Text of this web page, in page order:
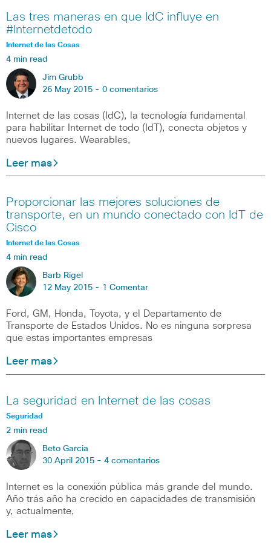
Las tres maneras en que IdC influye en
#Internetdetodo
Internet de las Cosas
4 min read
Jim Grubb
26 May 2015 - 0 comentarios
Internet de las cosas (IdC), la tecnología fundamental
para habilitar Internet de todo (IdT), conecta objetos y
nuevos lugares. Wearables,
Leer mas
Proporcionar las mejores soluciones de
transporte, en un mundo conectado con IdT de
Cisco
Internet de las Cosas
4 min read
Barb Rigel
12 May 2015 - 1 Comentar
Ford, GM, Honda, Toyota, y el Departamento de
Transporte de Estados Unidos. No es ninguna sorpresa
que estas importantes empresas
Leer mas
La seguridad en Internet de las cosas
Seguridad
2 min read
Beto Garcia
30 April 2015 - 4 comentarios
Internet es la conexión pública más grande del mundo.
Año trás año ha crecido en capacidades de transmisión
y, actualmente,
Leer mas